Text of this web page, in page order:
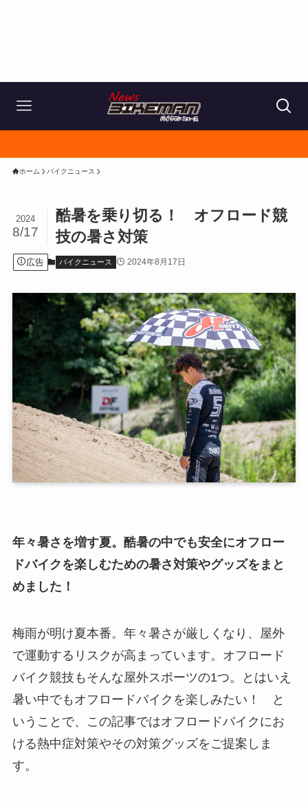
ホーム バイクニュース
酷暑を乗り切る！ オフロード競
技の暑さ対策
2024
8/17
広告 バイクニュース 2024年8月17日
年々暑さを増す夏。酷暑の中でも安全にオフロー
ドバイクを楽しむための暑さ対策やグッズをまと
めました！
梅雨が明け夏本番。年々暑さが厳しくなり、屋外
で運動するリスクが高まっています。オフロード
バイク競技もそんな屋外スポーツの1つ。とはいえ
暑い中でもオフロードバイクを楽しみたい！ と
いうことで、この記事ではオフロードバイクにお
ける熱中症対策やその対策グッズをご提案しま
す。